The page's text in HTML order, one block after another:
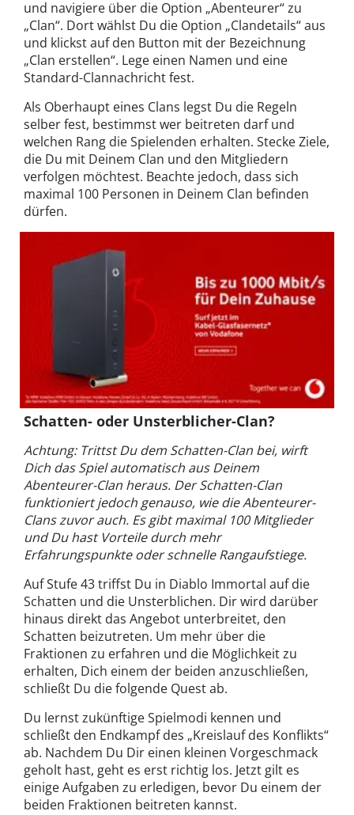
und navigiere über die Option „Abenteurer“ zu
„Clan“. Dort wählst Du die Option „Clandetails“ aus
und klickst auf den Button mit der Bezeichnung
„Clan erstellen“. Lege einen Namen und eine
Standard-Clannachricht fest.
Als Oberhaupt eines Clans legst Du die Regeln
selber fest, bestimmst wer beitreten darf und
welchen Rang die Spielenden erhalten. Stecke Ziele,
die Du mit Deinem Clan und den Mitgliedern
verfolgen möchtest. Beachte jedoch, dass sich
maximal 100 Personen in Deinem Clan befinden
dürfen.
Schatten- oder Unsterblicher-Clan?
Achtung: Trittst Du dem Schatten-Clan bei, wirft
Dich das Spiel automatisch aus Deinem
Abenteurer-Clan heraus. Der Schatten-Clan
funktioniert jedoch genauso, wie die Abenteurer-
Clans zuvor auch. Es gibt maximal 100 Mitglieder
und Du hast Vorteile durch mehr
Erfahrungspunkte oder schnelle Rangaufstiege.
Auf Stufe 43 triffst Du in Diablo Immortal auf die
Schatten und die Unsterblichen. Dir wird darüber
hinaus direkt das Angebot unterbreitet, den
Schatten beizutreten. Um mehr über die
Fraktionen zu erfahren und die Möglichkeit zu
erhalten, Dich einem der beiden anzuschließen,
schließt Du die folgende Quest ab.
Du lernst zukünftige Spielmodi kennen und
schließt den Endkampf des „Kreislauf des Konflikts“
ab. Nachdem Du Dir einen kleinen Vorgeschmack
geholt hast, geht es erst richtig los. Jetzt gilt es
einige Aufgaben zu erledigen, bevor Du einem der
beiden Fraktionen beitreten kannst.